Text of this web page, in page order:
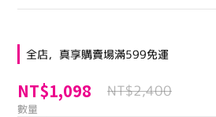
全店，真享購賣場滿599免運
NT$1,098 NT$2,400
數量